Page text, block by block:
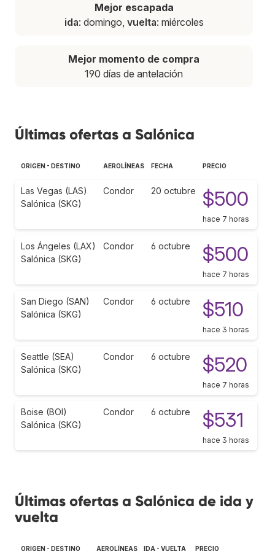
Mejor escapada
ida: domingo, vuelta: miércoles
Mejor momento de compra
190 días de antelación
Últimas ofertas a Salónica
ORIGEN - DESTINO AEROLÍNEAS FECHA PRECIO
Las Vegas (LAS)
Salónica (SKG)
Condor 20 octubre $500
hace 7 horas
Los Ángeles (LAX)
Salónica (SKG)
Condor 6 octubre $500
hace 7 horas
San Diego (SAN)
Salónica (SKG)
Condor 6 octubre $510
hace 3 horas
Seattle (SEA)
Salónica (SKG)
Condor 6 octubre $520
hace 7 horas
Boise (BOI)
Salónica (SKG)
Condor 6 octubre $531
hace 3 horas
Últimas ofertas a Salónica de ida y
vuelta
ORIGEN - DESTINO AEROLÍNEAS IDA - VUELTA PRECIO